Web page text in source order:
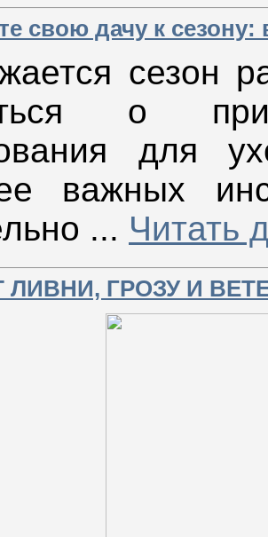
свою дачу к
сезон
о
для
важных
... Читать
ГРОЗУ И